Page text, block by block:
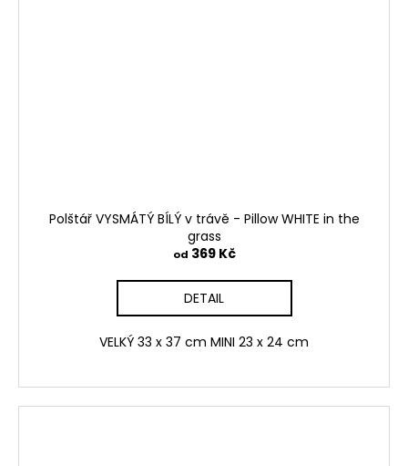
Polštář VYSMÁTÝ BÍLÝ v trávě - Pillow WHITE in the
grass
od 369 Kč
DETAIL
VELKÝ 33 x 37 cm MINI 23 x 24 cm